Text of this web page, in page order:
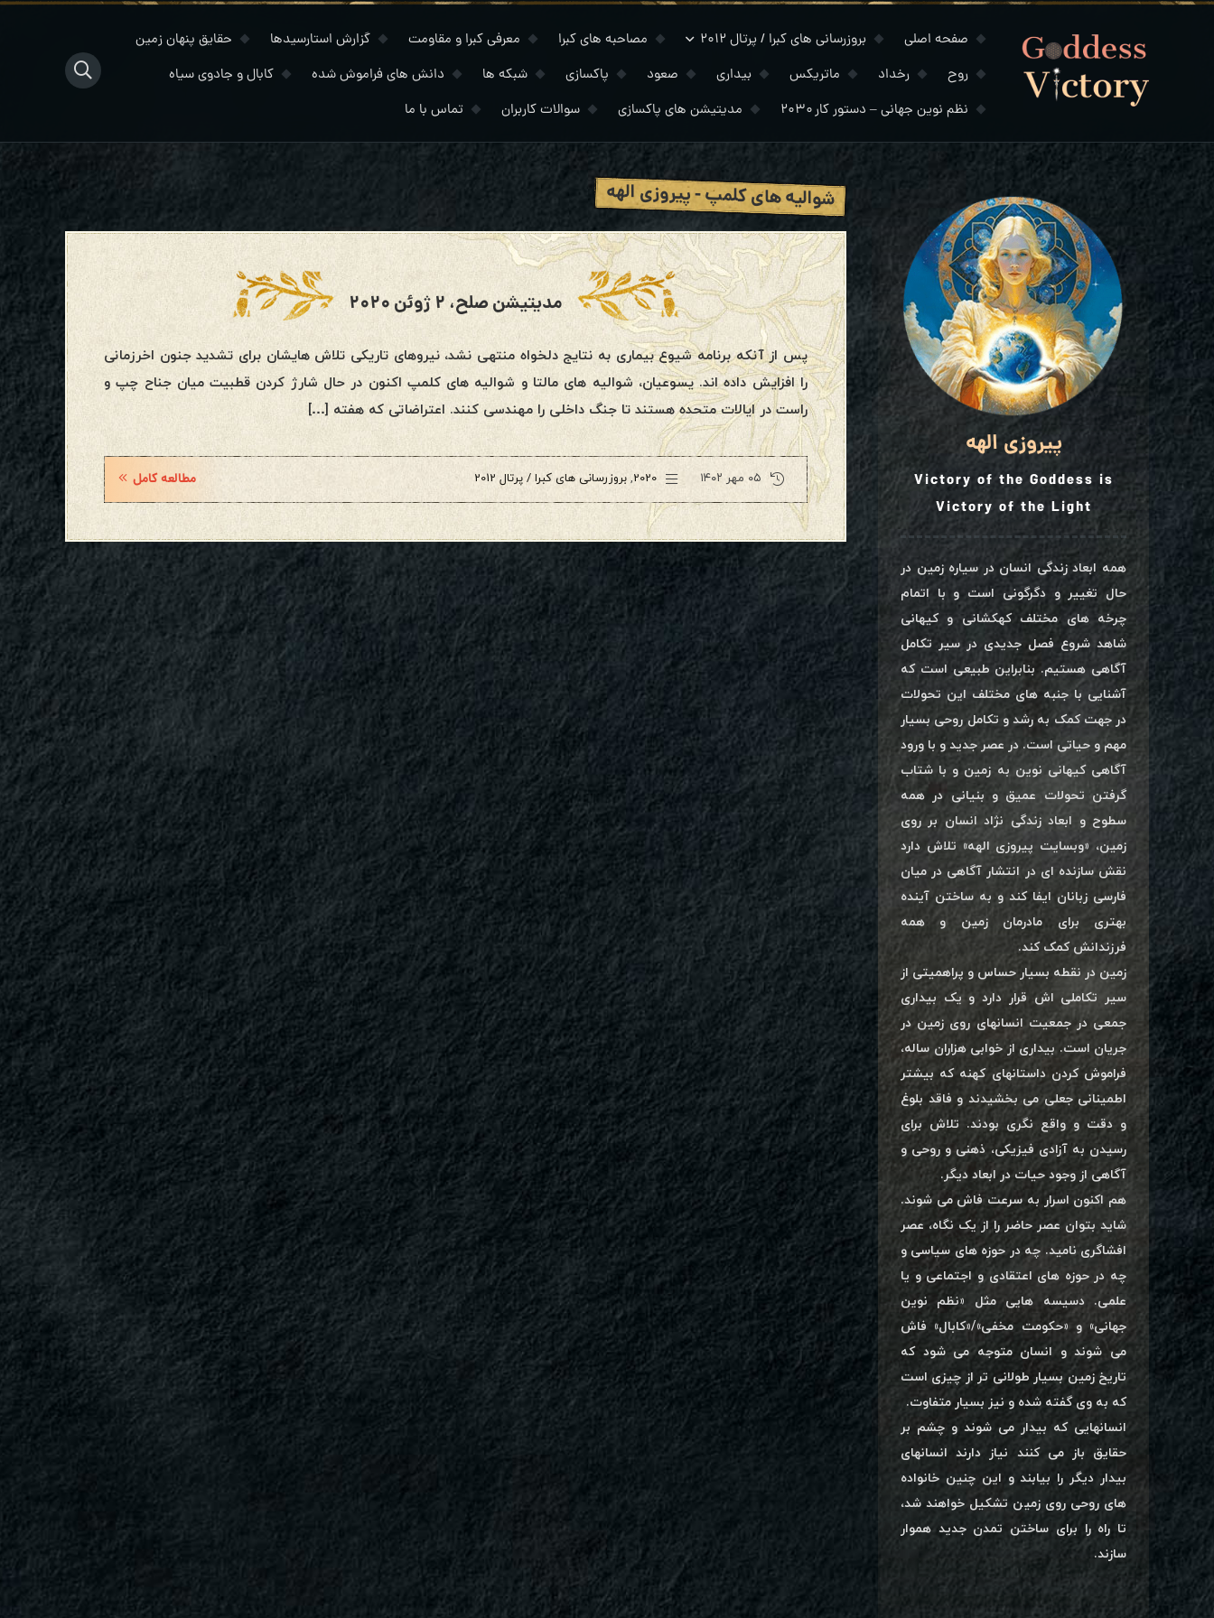
صفحه اصلی بروزرسانی های کبرا / پرتال ۲۰۱۲ مصاحبه های کبرا معرفی کبرا و مقاومت گزارش استارسیدها
حقایق پنهان زمین
روح
رخداد ماتریکس بیداری صعود پاکسازی شبکه ها دانش های فراموش شده
کابال و جادوی سیاه
نظم نوین جهانی – دستور کار ۲۰۳۰
مدیتیشن های پاکسازی سوالات کاربران تماس با ما
شوالیه های کلمپ - پیروزی الهه
مدیتیشن صلح، ۲ ژوئن ۲۰۲۰
پس از آنکه برنامه شیوع بیماری به نتایج دلخواه منتهی نشد، نیروهای تاریکی تلاش هایشان برای تشدید جنون اخرزمانی
را افزایش داده اند. یسوعیان، شوالیه های مالتا و شوالیه های کلمپ اکنون در حال شارژ کردن قطبیت میان جناح چپ و
راست در ایالات متحده هستند تا جنگ داخلی را مهندسی کنند. اعتراضاتی که هفته […]
۰۵ مهر ۱۴۰۲ 2020
, بروزرسانی های کبرا / پرتال 2012 مطالعه کامل
پیروزی الهه
Victory of the Goddess is
Victory of the Light
همه ابعاد زندگی انسان در سیاره زمین در
حال تغییر و دگرگونی است و با اتمام
چرخه های مختلف کهکشانی و کیهانی
شاهد شروع فصل جدیدی در سیر تکامل
آگاهی هستیم. بنابراین طبیعی است که
آشنایی با جنبه های مختلف این تحولات
در جهت کمک به رشد و تکامل روحی بسیار
مهم و حیاتی است. در عصر جدید و با ورود
آگاهی کیهانی نوین به زمین و با شتاب
گرفتن تحولات عمیق و بنیانی در همه
سطوح و ابعاد زندگی نژاد انسان بر روی
زمین، «وبسایت پیروزی الهه» تلاش دارد
نقش سازنده ای در انتشار آگاهی در میان
فارسی زبانان ایفا کند و به ساختن آینده
بهتری برای مادرمان زمین و همه
فرزندانش کمک کند.
زمین در نقطه بسیار حساس و پراهمیتی از
سیر تکاملی اش قرار دارد و یک بیداری
جمعی در جمعیت انسانهای روی زمین در
جریان است. بیداری از خوابی هزاران ساله،
فراموش کردن داستانهای کهنه که بیشتر
اطمینانی جعلی می بخشیدند و فاقد بلوغ
و دقت و واقع نگری بودند. تلاش برای
رسیدن به آزادی فیزیکی، ذهنی و روحی و
آگاهی از وجود حیات در ابعاد دیگر.
هم اکنون اسرار به سرعت فاش می شوند.
شاید بتوان عصر حاضر را از یک نگاه، عصر
افشاگری نامید. چه در حوزه های سیاسی و
چه در حوزه های اعتقادی و اجتماعی و یا
علمی. دسیسه هایی مثل «نظم نوین
جهانی» و «حکومت مخفی»/«کابال» فاش
می شوند و انسان متوجه می شود که
تاریخ زمین بسیار طولانی تر از چیزی است
که به وی گفته شده و نیز بسیار متفاوت.
انسانهایی که بیدار می شوند و چشم بر
حقایق باز می کنند نیاز دارند انسانهای
بیدار دیگر را بیابند و این چنین خانواده
های روحی روی زمین تشکیل خواهند شد،
تا راه را برای ساختن تمدن جدید هموار
سازند.